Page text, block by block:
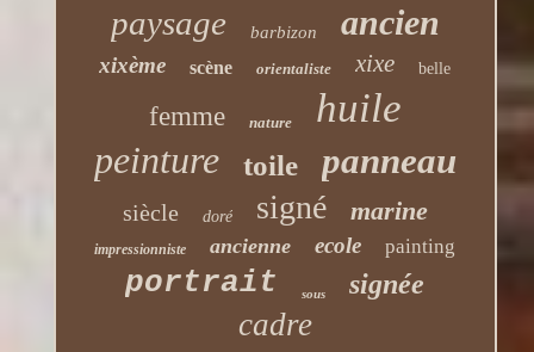
paysage barbizon ancien
xixème scène orientaliste xixe belle
femme nature huile
peinture toile panneau
siècle doré signé marine
impressionniste ancienne ecole painting
portrait sous signée
cadre